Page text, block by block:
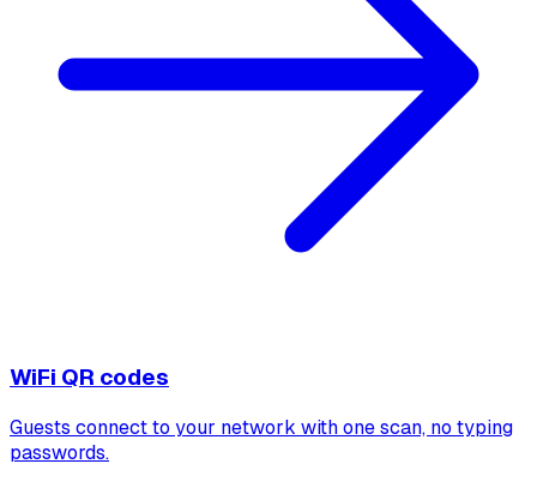
WiFi QR codes
Guests connect to your network with one scan, no typing
passwords.